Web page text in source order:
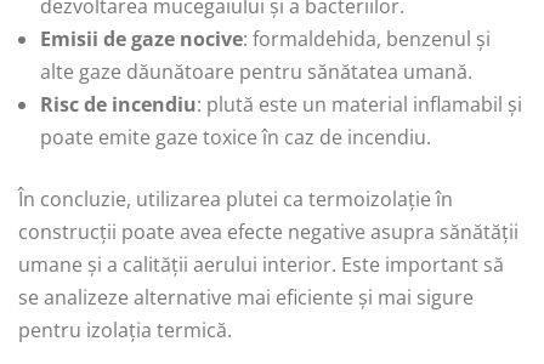
dezvoltarea mucegaiului și a bacteriilor.
Emisii de gaze nocive: formaldehida, benzenul și
alte gaze dăunătoare pentru sănătatea umană.
Risc de incendiu: plută este un material inflamabil și
poate emite gaze toxice în caz de incendiu.
În concluzie, utilizarea plutei ca termoizolație în
construcții poate avea efecte negative asupra sănătății
umane și a calității aerului interior. Este important să
se analizeze alternative mai eficiente și mai sigure
pentru izolația termică.